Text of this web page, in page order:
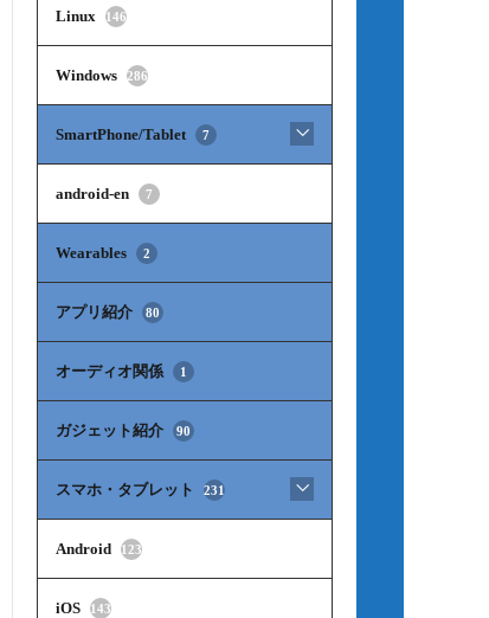
Linux 146
Windows 286
SmartPhone/Tablet 7
android-en 7
Wearables 2
アプリ紹介 80
オーディオ関係 1
ガジェット紹介 90
スマホ・タブレット 231
Android 123
iOS 143